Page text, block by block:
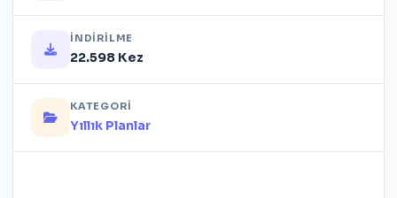
İNDIRILME
22.598 Kez
KATEGORI
Yıllık Planlar